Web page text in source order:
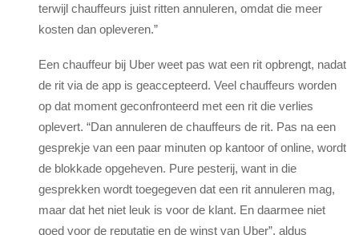
terwijl chauffeurs juist ritten annuleren, omdat die meer
kosten dan opleveren.”
Een chauffeur bij Uber weet pas wat een rit opbrengt, nadat
de rit via de app is geaccepteerd. Veel chauffeurs worden
op dat moment geconfronteerd met een rit die verlies
oplevert. “Dan annuleren de chauffeurs de rit. Pas na een
gesprekje van een paar minuten op kantoor of online, wordt
de blokkade opgeheven. Pure pesterij, want in die
gesprekken wordt toegegeven dat een rit annuleren mag,
maar dat het niet leuk is voor de klant. En daarmee niet
goed voor de reputatie en de winst van Uber”, aldus